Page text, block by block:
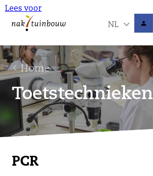
Lees voor
NL
Home
Toetstechnieken
PCR